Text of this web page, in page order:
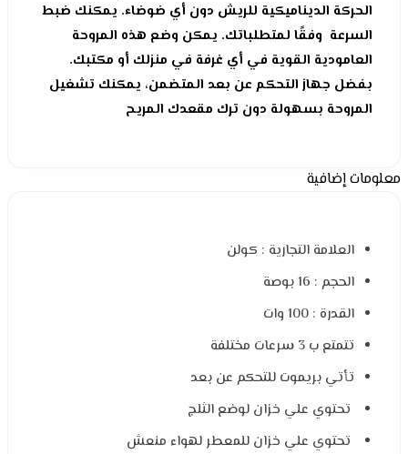
الحركة الديناميكية للريش دون أي ضوضاء. يمكنك ضبط
السرعة وفقًا لمتطلباتك. يمكن وضع هذه المروحة
العامودية القوية في أي غرفة في منزلك أو مكتبك.
بفضل جهاز التحكم عن بعد المتضمن، يمكنك تشغيل
المروحة بسهولة دون ترك مقعدك المريح
معلومات إضافية
العلامة التجارية : كولن
الحجم : 16 بوصة
القدرة : 100 وات
تتمتع ب 3 سرعات مختلفة
تأتي بريموت للتحكم عن بعد
تحتوي علي خزان لوضع الثلج
تحتوي علي خزان للمعطر لهواء منعش